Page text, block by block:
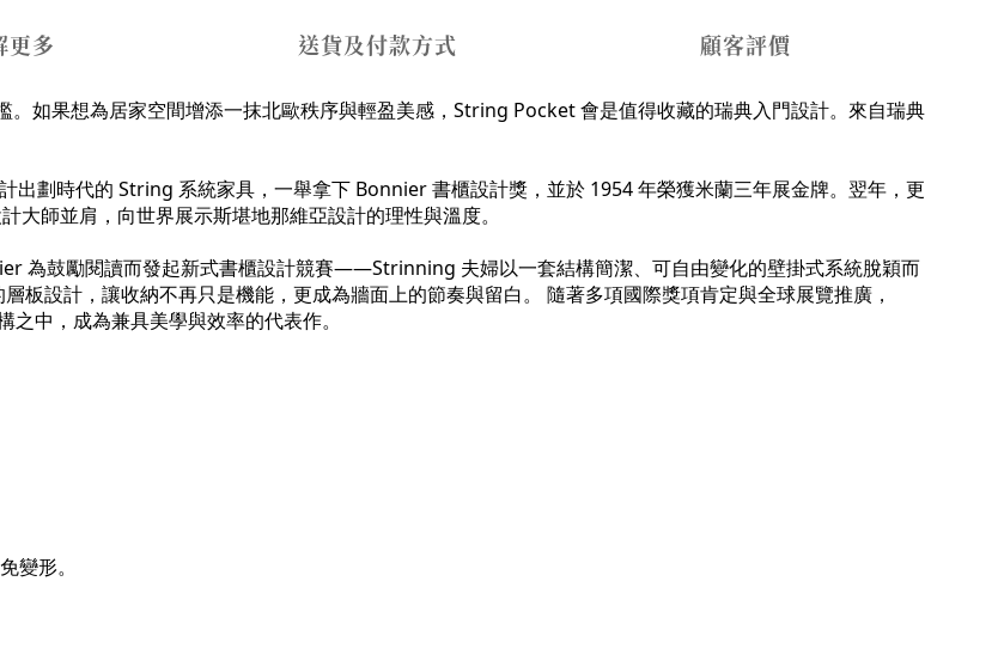
更多 送貨及付款方式 顧客評價
如果想為居家空間增添一抹北歐秩序與輕盈美感，String Pocket 會是值得收藏的瑞典入門設計。 來自瑞典
劃時代的 String 系統家具，一舉拿下 Bonnier 書櫃設計獎，並於 1954 年榮獲米蘭三年展金牌。翌年，更
師並肩，向世界展示斯堪地那維亞設計的理性與溫度。
為鼓勵閱讀而發起新式書櫃設計競賽——Strinning 夫婦以一套結構簡潔、可自由變化的壁掛式系統脫穎而
板設計，讓收納不再只是機能，更成為牆面上的節奏與留白。 隨著多項國際獎項肯定與全球展覽推廣，
中，成為兼具美學與效率的代表作。
變形。